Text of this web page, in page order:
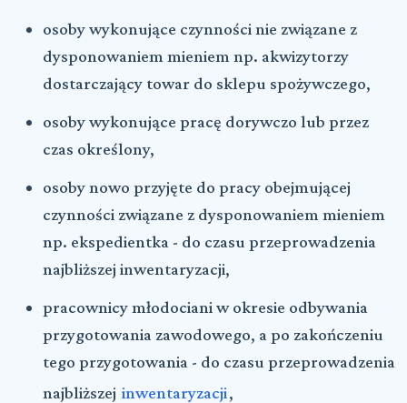
osoby wykonujące czynności nie związane z
dysponowaniem mieniem np. akwizytorzy
dostarczający towar do sklepu spożywczego,
osoby wykonujące pracę dorywczo lub przez
czas określony,
osoby nowo przyjęte do pracy obejmującej
czynności związane z dysponowaniem mieniem
np. ekspedientka - do czasu przeprowadzenia
najbliższej inwentaryzacji,
pracownicy młodociani w okresie odbywania
przygotowania zawodowego, a po zakończeniu
tego przygotowania - do czasu przeprowadzenia
najbliższej inwentaryzacji,